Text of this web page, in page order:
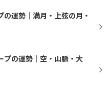
運勢｜満月・上弦の月・
プの運勢｜空・山脈・大